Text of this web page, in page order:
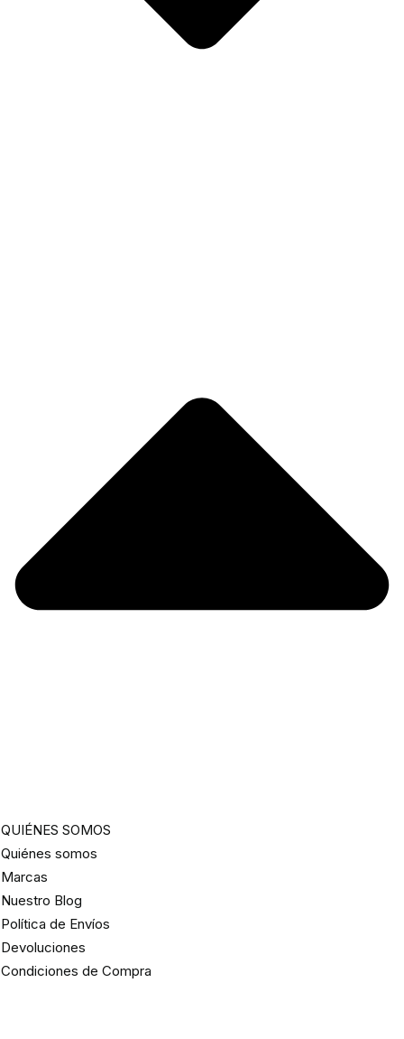
QUIÉNES SOMOS
Quiénes somos
Marcas
Nuestro Blog
Política de Envíos
Devoluciones
Condiciones de Compra